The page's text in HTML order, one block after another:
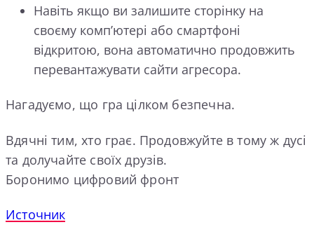
Навіть якщо ви залишите сторінку на
своєму комп’ютері або смартфоні
відкритою, вона автоматично продовжить
перевантажувати сайти агресора.
Нагадуємо, що гра цілком безпечна.
Вдячні тим, хто грає. Продовжуйте в тому ж дусі
та долучайте своїх друзів.
Боронимо цифровий фронт
Источник